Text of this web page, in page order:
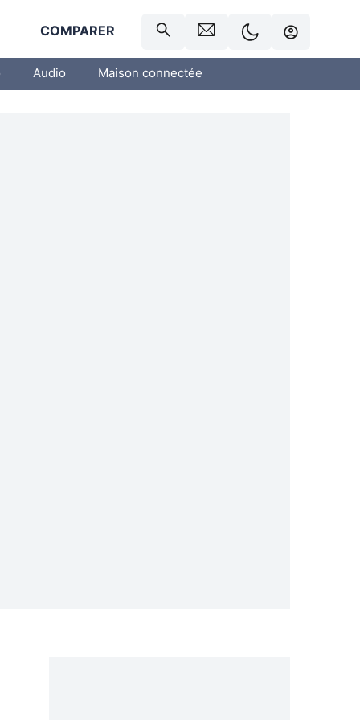
COMPARER
Audio Maison connectée